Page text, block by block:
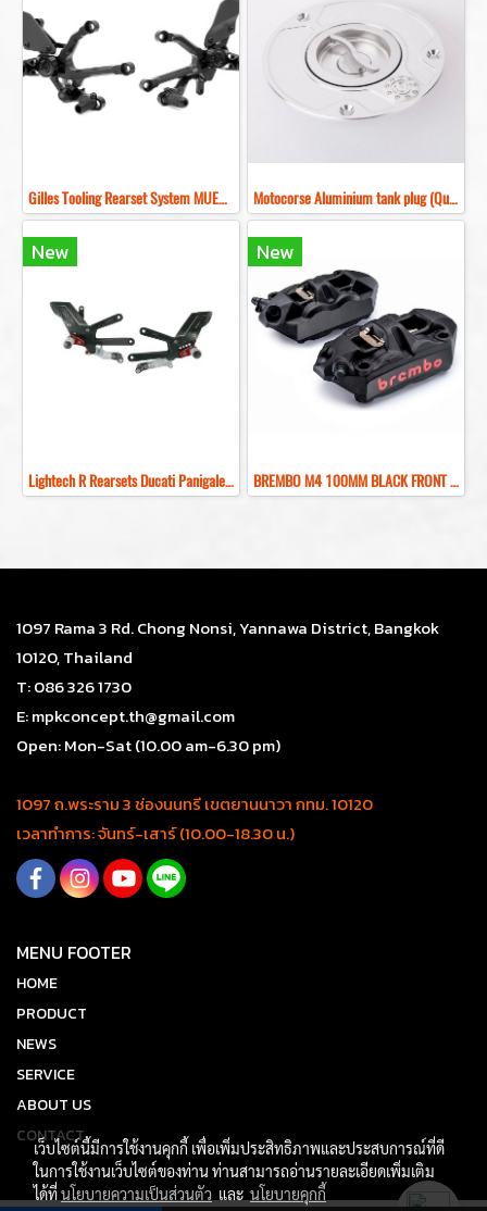
Gilles Tooling Rearset System MUE2 DUCATI PANIGALE V4/ V4S 2025+ เกียร์โยงคาร์บอน Motocorse Aluminium tank plug (Quick action) ฝาถังน้ำมันอลูมิเนียม
New
Lightech R Rearsets Ducati Panigale V4 2025 (Adjustable Rearsets) เกียร์โยง
New
BREMBO M4 100MM BLACK FRONT BRAKE CALIPER ปั๊มเบรคเบรมโบ้สีดำ 100MM
1097 Rama 3 Rd. Chong Nonsi, Yannawa District, Bangkok
10120, Thailand
T: 086 326 1730
E: mpkconcept.th@gmail.com
Open: Mon-Sat (10.00 am-6.30 pm)
1097 ถ.พระราม 3 ช่องนนทรี เขตยานนาวา กทม. 10120
เวลาทำการ: จันทร์-เสาร์ (10.00-18.30 น.)
MENU FOOTER
HOME
PRODUCT
NEWS
SERVICE
ABOUT US
CONTACT
เว็บไซต์นี้มีการใช้งานคุกกี้ เพื่อเพิ่มประสิทธิภาพและประสบการณ์ที่ดี
ในการใช้งานเว็บไซต์ของท่าน ท่านสามารถอ่านรายละเอียดเพิ่มเติม
ได้ที่นโยบายความเป็นส่วนตัว และ นโยบายคุกกี้